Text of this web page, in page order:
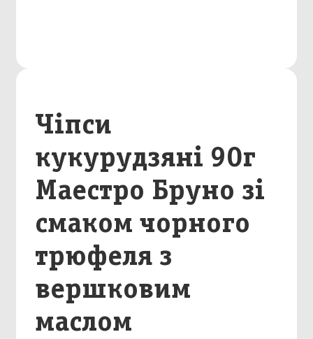
Чіпси
кукурудзяні 90г
Маестро Бруно зі
смаком чорного
трюфеля з
вершковим
маслом